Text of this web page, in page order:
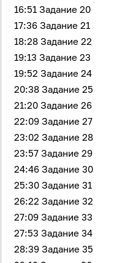
16:51 Задание 20
17:36 Задание 21
18:28 Задание 22
19:13 Задание 23
19:52 Задание 24
20:38 Задание 25
21:20 Задание 26
22:09 Задание 27
23:02 Задание 28
23:57 Задание 29
24:46 Задание 30
25:30 Задание 31
26:22 Задание 32
27:09 Задание 33
27:53 Задание 34
28:39 Задание 35